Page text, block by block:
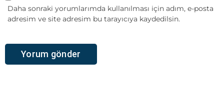
Daha sonraki yorumlarımda kullanılması için adım, e-posta
adresim ve site adresim bu tarayıcıya kaydedilsin.